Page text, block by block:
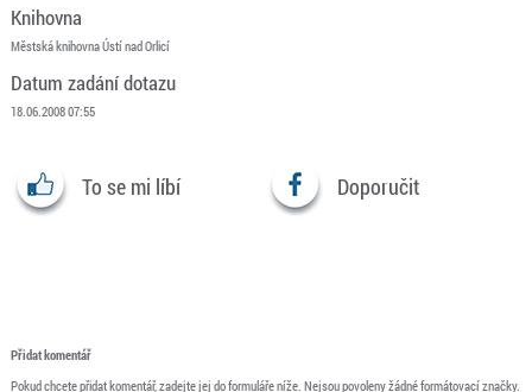
Knihovna
Městská knihovna Ústí nad Orlicí
Datum zadání dotazu
18.06.2008 07:55
To se mi líbí Doporučit
Přidat komentář
Pokud chcete přidat komentář, zadejte jej do formuláře níže. Nejsou povoleny žádné formátovací značky.